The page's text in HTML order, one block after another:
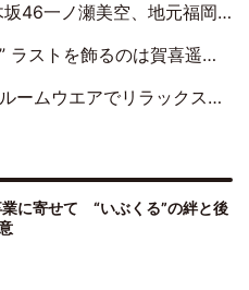
福岡『めんべい25周年トップサポーター』に就任
りの登場に「5年分大人になった私を見ていただけたら」
のグラビアを見て成長を感じていただけるとうれしい」
に寄せて “いぶくる”の絆と後